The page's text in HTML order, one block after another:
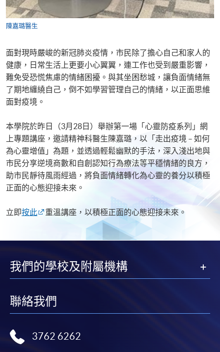
陳嘉璐醫生
面對現時嚴峻的新冠肺炎疫情，市民除了擔心自己和家人的
健康，日常生活上更要小心翼翼，連工作也受到嚴重影響，
難免受恐慌焦慮的情緒困擾。與其坐困愁城，讓負面情緒無
了期地纏繞自己，倒不如學習管理自己的情緒，以正面思維
面對疫境。
本學院於昨日（3月28日）舉辦第一場「心靈防疫系列」網
上專題講座，邀請精神科醫生陳嘉璐，以「走出疫境 – 如何
為心靈增值」為題，並透過輕鬆幽默的手法，深入淺出地與
市民分享逆境商數和自創認知行為療法等平穩情緒的良方，
助市民靜待風雨經過，將負面情緒轉化為心靈的養分以積極
正面的心態迎接未來。
立即按此 重溫講座，以積極正面的心態迎接未來。
我們的學校及附屬機構
聯絡我們
3762 6262